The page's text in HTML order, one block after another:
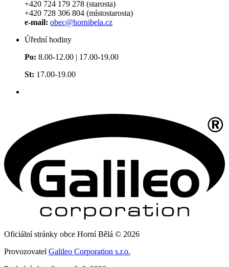
+420 724 179 278 (starosta)
+420 728 306 804 (místostarosta)
e-mail: obec@hornibela.cz
Úřední hodiny
Po: 8.00-12.00 | 17.00-19.00
St: 17.00-19.00
Oficiální stránky obce Horní Bělá © 2026
Provozovatel Galileo Corporation s.r.o.